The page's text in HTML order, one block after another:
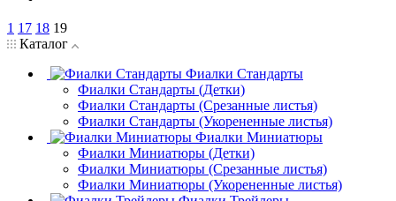
1 17 18 19
Каталог
Фиалки Стандарты
Фиалки Стандарты (Детки)
Фиалки Стандарты (Срезанные листья)
Фиалки Стандарты (Укорененные листья)
Фиалки Миниатюры
Фиалки Миниатюры (Детки)
Фиалки Миниатюры (Срезанные листья)
Фиалки Миниатюры (Укорененные листья)